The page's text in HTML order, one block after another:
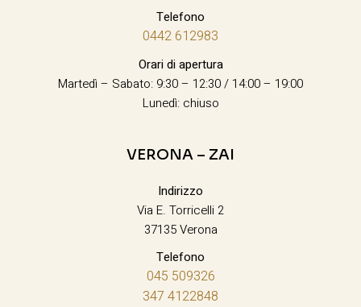
Telefono
0442 612983
Orari di apertura
Martedì – Sabato: 9:30 – 12:30 / 14:00 – 19:00
Lunedì: chiuso
VERONA – ZAI
Indirizzo
Via E. Torricelli 2
37135 Verona
Telefono
045 509326
347 4122848